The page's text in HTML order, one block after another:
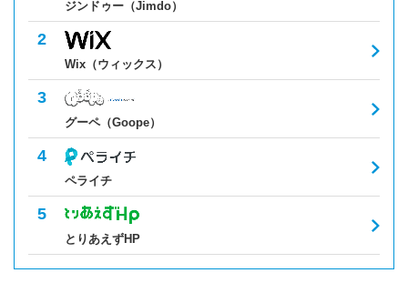
ジンドゥー（Jimdo）
Wix（ウィックス）
グーペ（Goope）
ペライチ
とりあえずHP